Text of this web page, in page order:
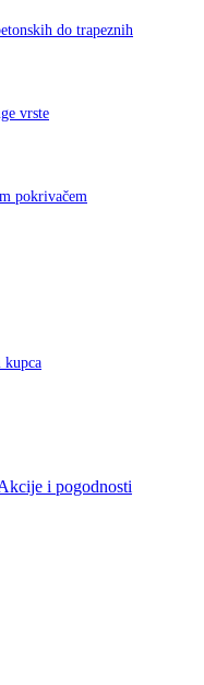
do trapeznih
vrste
pokrivačem
kupca
i pogodnosti